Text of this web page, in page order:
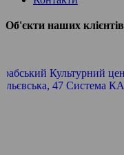
Об'єкти наших клієнтів